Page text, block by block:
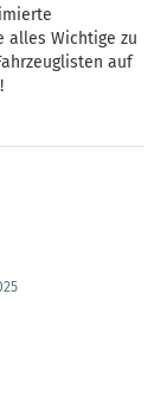
alles Wichtige zu
auf